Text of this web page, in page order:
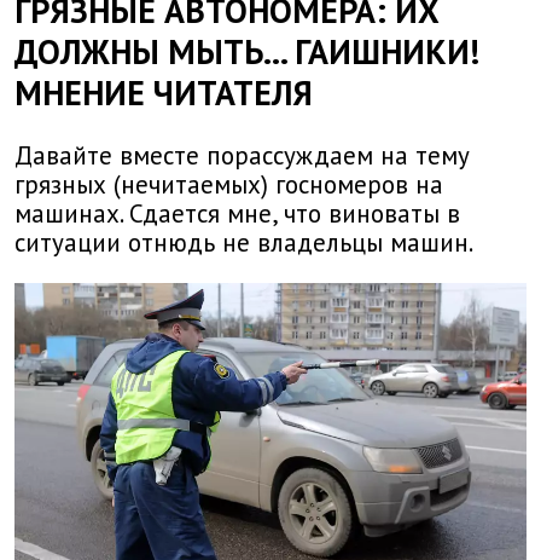
ГРЯЗНЫЕ АВТОНОМЕРА: ИХ
ДОЛЖНЫ МЫТЬ... ГАИШНИКИ!
МНЕНИЕ ЧИТАТЕЛЯ
Давайте вместе порассуждаем на тему
грязных (нечитаемых) госномеров на
машинах. Сдается мне, что виноваты в
ситуации отнюдь не владельцы машин.